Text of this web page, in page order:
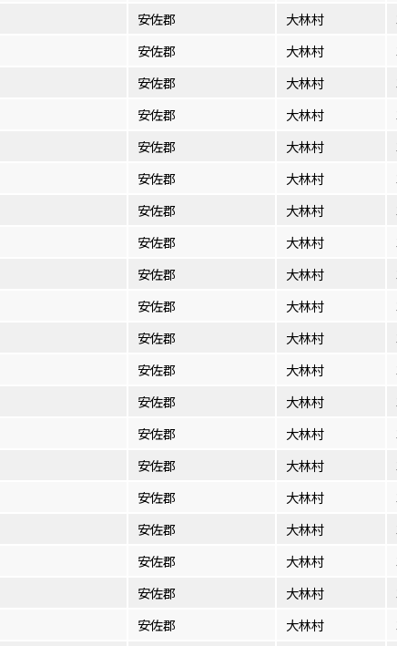
安佐郡 大林村
安佐郡 大林村
安佐郡 大林村
安佐郡 大林村
安佐郡 大林村
安佐郡 大林村
安佐郡 大林村
安佐郡 大林村
安佐郡 大林村
安佐郡 大林村
安佐郡 大林村
安佐郡 大林村
安佐郡 大林村
安佐郡 大林村
安佐郡 大林村
安佐郡 大林村
安佐郡 大林村
安佐郡 大林村
安佐郡 大林村
安佐郡 大林村